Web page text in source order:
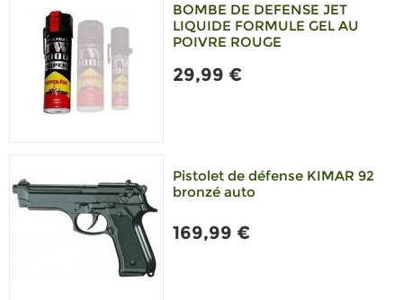
BOMBE DE DEFENSE JET
LIQUIDE FORMULE GEL AU
POIVRE ROUGE
29,99 €
Pistolet de défense KIMAR 92
bronzé auto
169,99 €